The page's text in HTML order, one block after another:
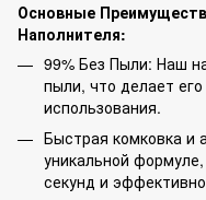
Основные
Наполнителя:
99% Без Пыли: Наш
пыли, что делает
использования.
Быстрая комковка и
уникальной
секунд и